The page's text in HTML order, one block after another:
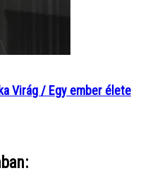
Virág / Egy ember élete